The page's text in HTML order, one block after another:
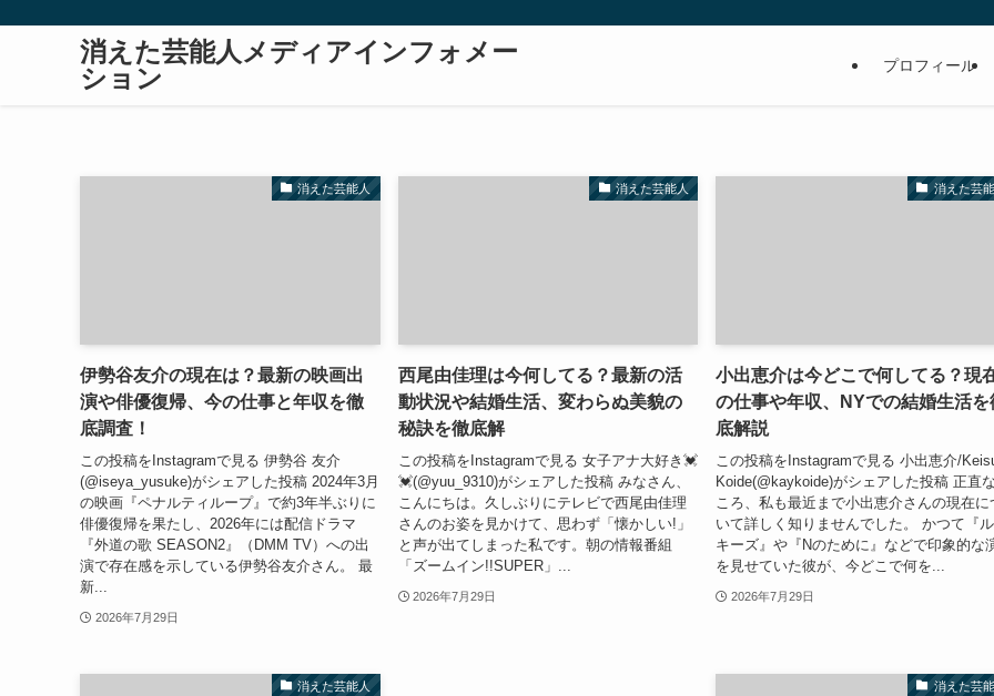
消えた芸能人メディアインフォメー
ション
プロフィール
消えた芸能人
伊勢谷友介の現在は？最新の映画出
演や俳優復帰、今の仕事と年収を徹
底調査！
この投稿をInstagramで見る 伊勢谷 友介
(@iseya_yusuke)がシェアした投稿 2024年3月
の映画『ペナルティループ』で約3年半ぶりに
俳優復帰を果たし、2026年には配信ドラマ
『外道の歌 SEASON2』（DMM TV）への出
演で存在感を示している伊勢谷友介さん。 最
新...
2026年7月29日
消えた芸能人
西尾由佳理は今何してる？最新の活
動状況や結婚生活、変わらぬ美貌の
秘訣を徹底解
この投稿をInstagramで見る 女子アナ大好き💓
💓(@yuu_9310)がシェアした投稿 みなさん、
こんにちは。久しぶりにテレビで西尾由佳理
さんのお姿を見かけて、思わず「懐かしい!」
と声が出てしまった私です。朝の情報番組
「ズームイン!!SUPER」...
2026年7月29日
消えた芸
小出恵介は今どこで何してる？現
の仕事や年収、NYでの結婚生活を
底解説
この投稿をInstagramで見る 小出恵介/
Koide(@kaykoide)がシェアした投稿 正直
ころ、私も最近まで小出恵介さんの現在に
いて詳しく知りませんでした。 かつて『
キーズ』や『Nのために』などで印象的な
を見せていた彼が、今どこで何を...
2026年7月29日
消えた芸能人 消えた芸